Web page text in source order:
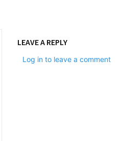
LEAVE A REPLY
Log in to leave a comment